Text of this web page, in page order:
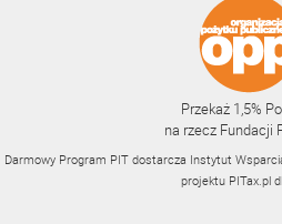
Przekaż 1,5%
na rzecz Fundacji
Darmowy Program PIT dostarcza Instytut
projektu PITax.pl